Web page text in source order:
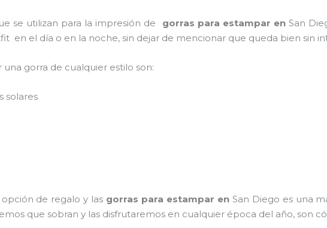
se utilizan para la impresión de gorras para estampar en San
en el día o en la noche, sin dejar de mencionar que queda bien sin
gorra de cualquier estilo son:
solares
de regalo y las gorras para estampar en San Diego es una
que sobran y las disfrutaremos en cualquier época del año, son